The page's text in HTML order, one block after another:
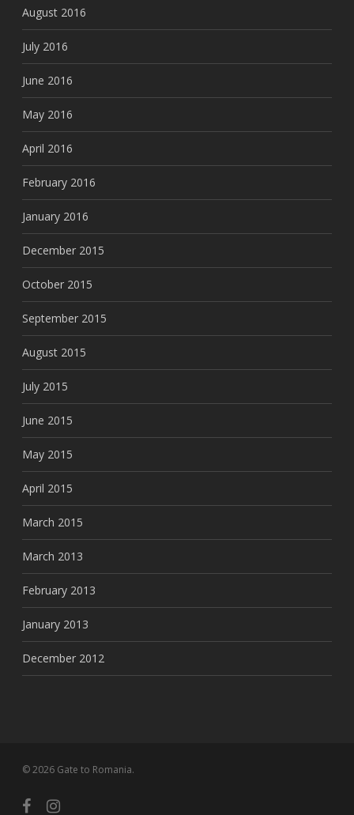
August 2016
July 2016
June 2016
May 2016
April 2016
February 2016
January 2016
December 2015
October 2015
September 2015
August 2015
July 2015
June 2015
May 2015
April 2015
March 2015
March 2013
February 2013
January 2013
December 2012
© 2026 Gate to Romania.